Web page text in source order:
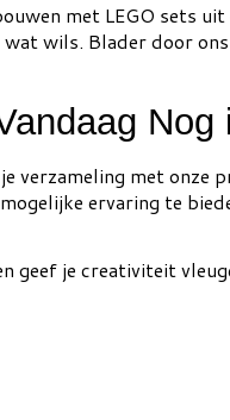
met LEGO sets
wils. Blader door
Nog
verzameling met
ervaring te
geef je creativiteit